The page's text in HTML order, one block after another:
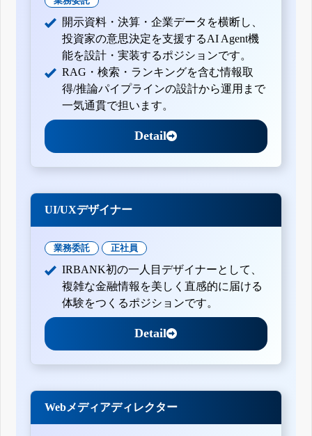
開示資料・決算・企業データを横断し、
投資家の意思決定を支援するAI Agent機
能を設計・実装するポジションです。
RAG・検索・ランキングを含む情報取
得/推論パイプラインの設計から運用まで
一気通貫で担います。
Detail
UI/UXデザイナー
業務委託 正社員
IRBANK初の一人目デザイナーとして、
複雑な金融情報を美しく直感的に届ける
体験をつくるポジションです。
Detail
Webメディアディレクター